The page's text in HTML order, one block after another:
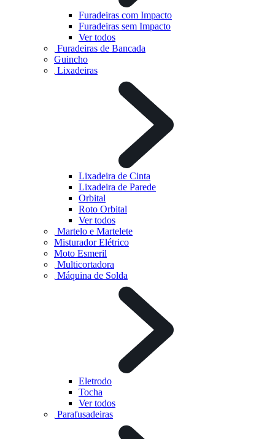
Furadeiras com Impacto
Furadeiras sem Impacto
Ver todos
Furadeiras de Bancada
Guincho
Lixadeiras
Lixadeira de Cinta
Lixadeira de Parede
Orbital
Roto Orbital
Ver todos
Martelo e Martelete
Misturador Elétrico
Moto Esmeril
Multicortadora
Máquina de Solda
Eletrodo
Tocha
Ver todos
Parafusadeiras